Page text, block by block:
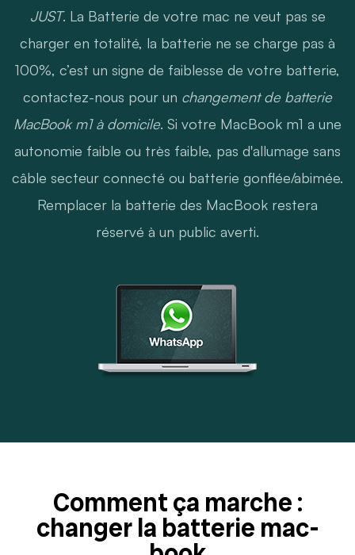
JUST. La Batterie de votre mac ne veut pas se
charger en totalité, la batterie ne se charge pas à
100%, c’est un signe de faiblesse de votre batterie,
contactez-nous pour un changement de batterie
MacBook m1 à domicile. Si votre MacBook m1 a une
autonomie faible ou très faible, pas d'allumage sans
câble secteur connecté ou batterie gonflée/abimée.
Remplacer la batterie des MacBook restera
réservé à un public averti.
Comment ça marche :
changer la batterie mac-